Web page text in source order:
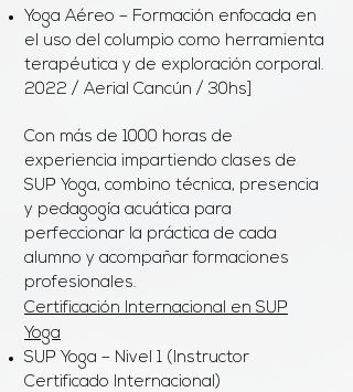
Yoga Aéreo – Formación enfocada en
el uso del columpio como herramienta
terapéutica y de exploración corporal.
2022 / Aerial Cancún / 30hs]
Con más de 1000 horas de
experiencia impartiendo clases de
SUP Yoga, combino técnica, presencia
y pedagogía acuática para
perfeccionar la práctica de cada
alumno y acompañar formaciones
profesionales.
Certificación Internacional en SUP
Yoga
SUP Yoga – Nivel 1 (Instructor
Certificado Internacional)